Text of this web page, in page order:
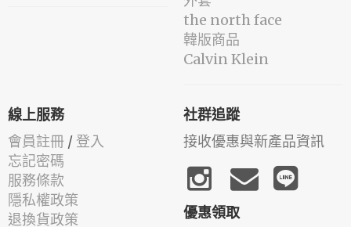
the north face
韓版商品
Calvin Klein
線上服務
會員註冊 / 登入
忘記密碼
服務條款
隱私權政策
退換貨政策
社群追蹤
接收優惠與新產品資訊
優惠領取